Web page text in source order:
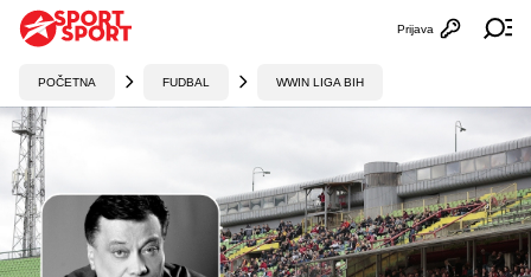
Otvori
Prijava
POČETNA FUDBAL WWIN LIGA BIH